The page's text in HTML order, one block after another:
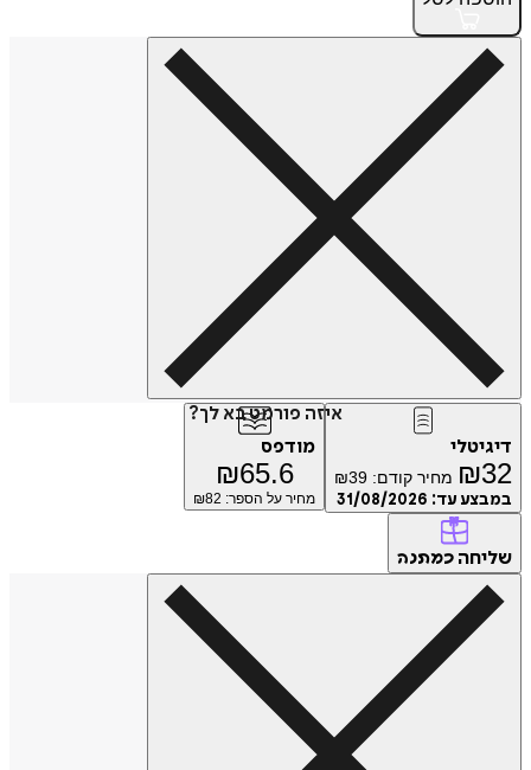
איזה פורמט בא לך?
₪ מחיר קודם: ₪39
עד:31/08/2026
מודפס
₪65.6
מחיר על הספר: ₪82
כמתנה